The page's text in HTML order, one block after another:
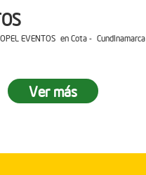
EVENTOS en Cota - Cundinamarca
Ver más